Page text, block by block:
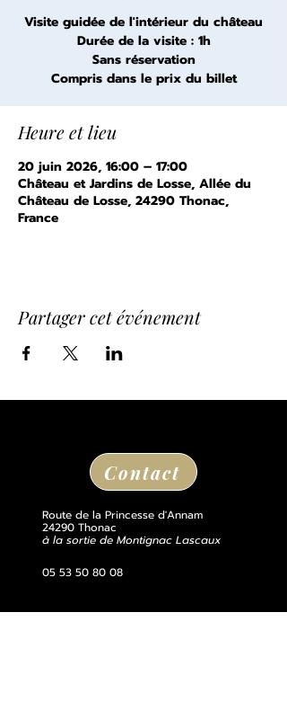
Visite guidée de l'intérieur du château
Durée de la visite : 1h
Sans réservation
Compris dans le prix du billet
Heure et lieu
20 juin 2026, 16:00 – 17:00
Château et Jardins de Losse, Allée du
Château de Losse, 24290 Thonac,
France
Partager cet événement
Contact
Route de la Princesse d'Annam
24290 Thonac
à la sortie de Montignac Lascaux
05 53 50 80 08
losse@chateaudelosse.com